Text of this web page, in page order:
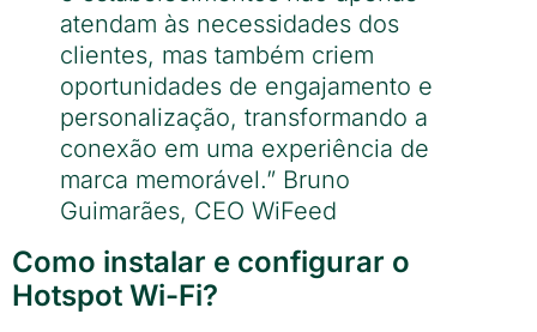
atendam às necessidades dos
clientes, mas também criem
oportunidades de engajamento e
personalização, transformando a
conexão em uma experiência de
marca memorável.” Bruno
Guimarães, CEO WiFeed
Como instalar e configurar o
Hotspot Wi-Fi?